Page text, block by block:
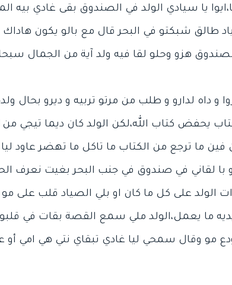
يا سيادي الولد في الصندوق بقى غادي بيه
طالق شبكتو في البحر قال مع بالو يكون
و داه لدارو و طلب من مرتو تربيه و ديرو بحال
يحفض كتاب الله،لكن الولد كان ديما تيجي
فين ما ترجع من الكتاب ما تاكل ما تهضر عاود ليا
با لقاني في صندوق في جنب البحر بغيت نعرف
الولد على كل ما كان او بلي الصياد قلب على مو
ما يعمل،الولد ملي سمع القصة بقات في
مو وقال سمحي ليا غادي تبقاي نتي هي امي